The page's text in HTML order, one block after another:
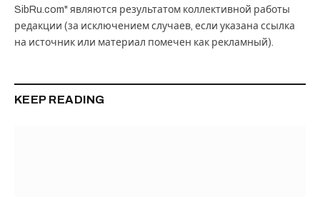
SibRu.com" являются результатом коллективной работы
редакции (за исключением случаев, если указана ссылка
на источник или материал помечен как рекламный).
KEEP READING